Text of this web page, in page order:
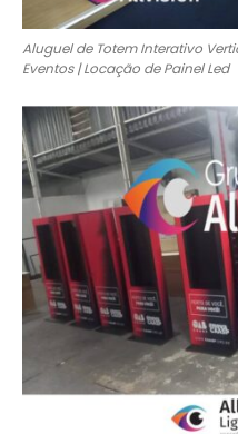
Aluguel de Totem Interativo
Eventos | Locação de Painel Led